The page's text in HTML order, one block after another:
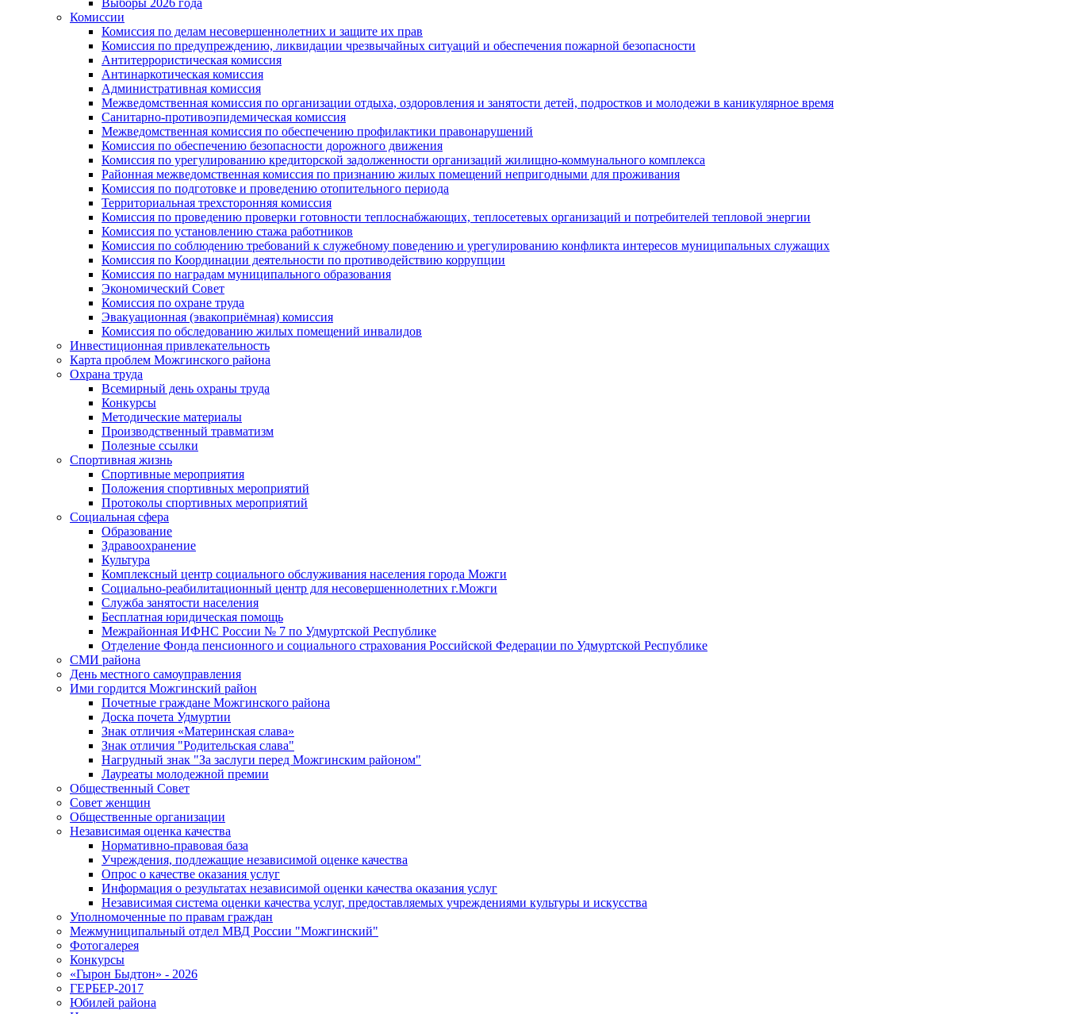
Комиссии
Комиссия по делам несовершеннолетних и защите их прав
Комиссия по предупреждению, ликвидации чрезвычайных ситуаций и обеспечения пожарной безопасности
Антитеррористическая комиссия
Антинаркотическая комиссия
Административная комиссия
Межведомственная комиссия по организации отдыха, оздоровления и занятости детей, подростков и молодежи в каникулярное время
Санитарно-противоэпидемическая комиссия
Межведомственная комиссия по обеспечению профилактики правонарушений
Комиссия по обеспечению безопасности дорожного движения
Комиссия по урегулированию кредиторской задолженности организаций жилищно-коммунального комплекса
Районная межведомственная комиссия по признанию жилых помещений непригодными для проживания
Комиссия по подготовке и проведению отопительного периода
Территориальная трехсторонняя комиссия
Комиссия по проведению проверки готовности теплоснабжающих, теплосетевых организаций и потребителей тепловой энергии
Комиссия по установлению стажа работников
Комиссия по соблюдению требований к служебному поведению и урегулированию конфликта интересов муниципальных служащих
Комиссия по Координации деятельности по противодействию коррупции
Комиссия по наградам муниципального образования
Экономический Совет
Комиссия по охране труда
Эвакуационная (эвакоприёмная) комиссия
Комиссия по обследованию жилых помещений инвалидов
Инвестиционная привлекательность
Карта проблем Можгинского района
Охрана труда
Всемирный день охраны труда
Конкурсы
Методические материалы
Производственный травматизм
Полезные ссылки
Спортивная жизнь
Спортивные мероприятия
Положения спортивных мероприятий
Протоколы спортивных мероприятий
Социальная сфера
Образование
Здравоохранение
Культура
Комплексный центр социального обслуживания населения города Можги
Социально-реабилитационный центр для несовершеннолетних г.Можги
Служба занятости населения
Бесплатная юридическая помощь
Межрайонная ИФНС России № 7 по Удмуртской Республике
Отделение Фонда пенсионного и социального страхования Российской Федерации по Удмуртской Республике
СМИ района
День местного самоуправления
Ими гордится Можгинский район
Почетные граждане Можгинского района
Доска почета Удмуртии
Знак отличия «Материнская слава»
Знак отличия "Родительская слава"
Нагрудный знак "За заслуги перед Можгинским районом"
Лауреаты молодежной премии
Общественный Совет
Совет женщин
Общественные организации
Независимая оценка качества
Нормативно-правовая база
Учреждения, подлежащие независимой оценке качества
Опрос о качестве оказания услуг
Информация о результатах независимой оценки качества оказания услуг
Независимая система оценки качества услуг, предоставляемых учреждениями культуры и искусства
Уполномоченные по правам граждан
Межмуниципальный отдел МВД России "Можгинский"
Фотогалерея
Конкурсы
«Гырон Быдтон» - 2026
ГЕРБЕР-2017
Юбилей района